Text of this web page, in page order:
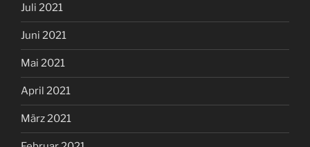
Juli 2021
Juni 2021
Mai 2021
April 2021
März 2021